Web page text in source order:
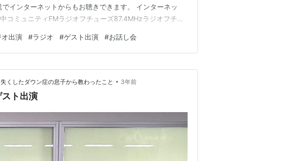
インターネットからもお聴きできます。 インターネッ
コミュニティFMラジオフチューズ87.4MHzラジオフチュ
で24時間いつでもお聴き頂けます！（聴取無料） ※聴き
オ出演 #ラジオ #ゲスト出演 #お話し会
くしたダウン症の息子から教わったこと • 3年前
ト出演